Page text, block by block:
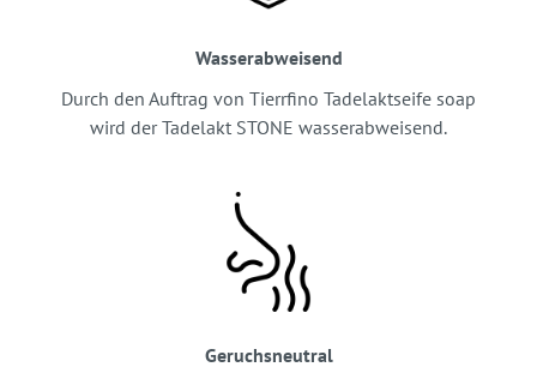
Wasserabweisend
Durch den Auftrag von Tierrfino Tadelaktseife soap
wird der Tadelakt STONE wasserabweisend.
Geruchsneutral